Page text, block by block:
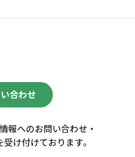
合わせ
報へのお問い合わせ・
け付けております。